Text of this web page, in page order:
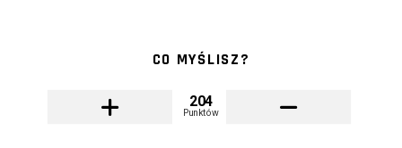
CO MYŚLISZ?
204
Punktów